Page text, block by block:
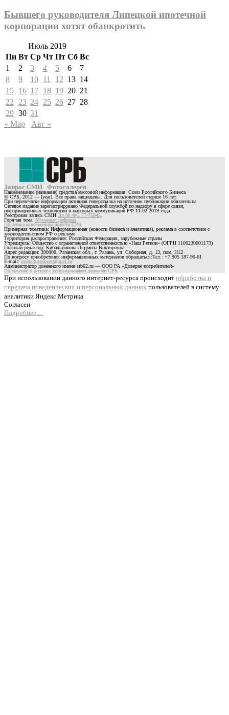
Бывшего руководителя Липецкой ипотечной
корпорации хотят обанкротить
Июль 2019
Пн Вт Ср Чт Пт Сб Вс
1
2 3 4 5 6
7
8
9 10 11 12 13 14
15 16 17 18 19 20 21
22
23 24 25 26 27 28
29 30 31
« Мар
Авг »
Запрос СМИ Фотогалерея
Наименование (название) средства массовой информации: Союз Российского Бизнеса
© СРБ, 2012 — [year]. Все права защищены. Для пользователей старше 16 лет.
При перепечатке информации активная гиперссылка на источник публикации обязательна
Сетевое издание зарегистрировано Федеральной службой по надзору в сфере связи,
информационных технологий и массовых коммуникаций РФ 11.02.2019 года.
Реестровая запись СМИ Эл № ФС 77-75045
Горячая тема: Мусорная реформа
Политика конфиденциальности СРБ
Примерная тематика: Информационная (новости бизнеса и аналитика), реклама в соответствии с
законодательством РФ о рекламе
Территория распространения: Российская Федерация, зарубежные страны
Учредитель: Общество с ограниченной ответственностью «Наш Регион» (ОГРН 1106230001173)
Главный редактор: Кибальникова Людмила Викторовна
Адрес редакции: 390000, Рязанская обл., г. Рязань, ул. Соборная, д. 13, пом. Н12
По вопросу приобретения информационных материалов обращаться:Тел.: +7 905 187-90-61
E-mail:opora-torgsovet@mail.ru
Администратор доменного имени srb62.ru — ООО РА «Доверие потребителей»
Положение о работе с персональными данными СРБ
При использовании данного интернет-ресурса происходит обработка и
передача поведенческих и персональных данных пользователей в систему
аналитики Яндекс.Метрика
Согласен
Подробнее…